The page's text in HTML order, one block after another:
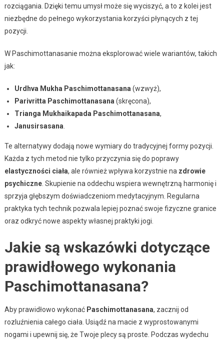
rozciągania. Dzięki temu umysł może się wyciszyć, a to z kolei jest
niezbędne do pełnego wykorzystania korzyści płynących z tej
pozycji.
W Paschimottanasanie można eksplorować wiele wariantów, takich
jak:
Urdhva Mukha Paschimottanasana (wzwyż),
Parivritta Paschimottanasana (skręcona),
Trianga Mukhaikapada Paschimottanasana,
Janusirsasana
Te alternatywy dodają nowe wymiary do tradycyjnej formy pozycji.
Każda z tych metod nie tylko przyczynia się do poprawy
elastyczności ciała, ale również wpływa korzystnie na zdrowie
psychiczne. Skupienie na oddechu wspiera wewnętrzną harmonię i
sprzyja głębszym doświadczeniom medytacyjnym. Regularna
praktyka tych technik pozwala lepiej poznać swoje fizyczne granice
oraz odkryć nowe aspekty własnej praktyki jogi.
Jakie są wskazówki dotyczące
prawidłowego wykonania
Paschimottanasana?
Aby prawidłowo wykonać Paschimottanasana, zacznij od
rozluźnienia całego ciała. Usiądź na macie z wyprostowanymi
nogami i upewnij się, że Twoje plecy są proste. Podczas wydechu